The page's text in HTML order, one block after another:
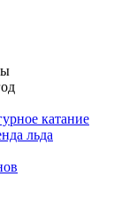
катание
льда